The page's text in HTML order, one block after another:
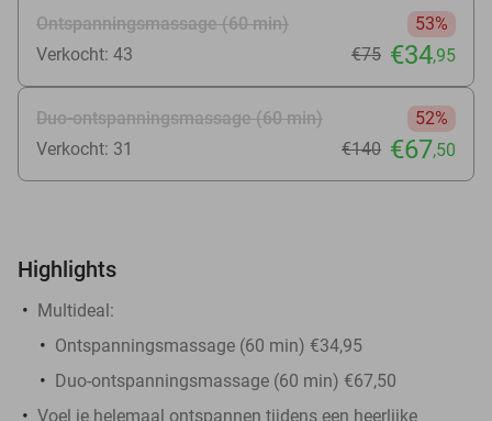
Ontspanningsmassage (60 min)
53%
Verkocht: 43
€75 €34,95
Duo-ontspanningsmassage (60 min)
52%
Verkocht: 31
€140 €67,50
Highlights
Multideal:
Ontspanningsmassage (60 min) €34,95
Duo-ontspanningsmassage (60 min) €67,50
Voel je helemaal ontspannen tijdens een heerlijke